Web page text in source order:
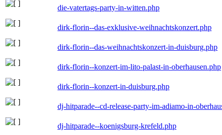
die-vatertags-party-in-witten.php
dirk-florin--das-exklusive-weihnachtskonzert.php
dirk-florin--das-weihnachtskonzert-in-duisburg.php
dirk-florin--konzert-im-lito-palast-in-oberhausen.php
dirk-florin--konzert-in-duisburg.php
dj-hitparade--cd-release-party-im-adiamo-in-
dj-hitparade--koenigsburg-krefeld.php